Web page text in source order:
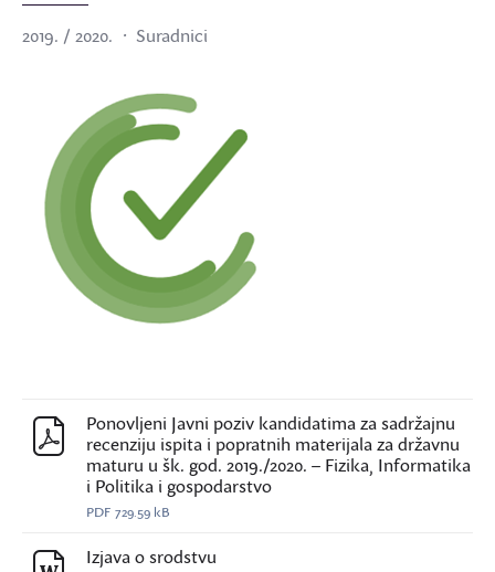
2019. / 2020. Suradnici
Ponovljeni Javni poziv kandidatima za sadržajnu
recenziju ispita i popratnih materijala za državnu
maturu u šk. god. 2019./2020. – Fizika, Informatika
i Politika i gospodarstvo
PDF 729.59 kB
Izjava o srodstvu